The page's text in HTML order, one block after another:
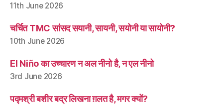
11th June 2026
चर्चित TMC सांसद सयानी, सायनी, सयोनी या सायोनी?
10th June 2026
El Niño का उच्चारण न अल नीनो है, न एल नीनो
3rd June 2026
पद्मश्री बशीर बद्र लिखना ग़लत है, मगर क्यों?